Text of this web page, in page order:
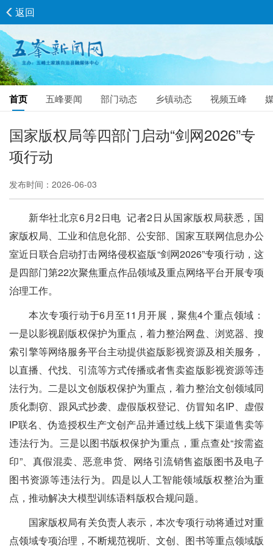
首页 五峰要闻 部门动态 乡镇动态 视频五峰
返回
国家版权局等四部门启动“剑网2026”专
项行动
发布时间：2026-06-03
新华社北京6月2日电 记者2日从国家版权局获悉，国
家版权局、工业和信息化部、公安部、国家互联网信息办公
室近日联合启动打击网络侵权盗版“剑网2026”专项行动，这
是四部门第22次聚焦重点作品领域及重点网络平台开展专项
治理工作。
本次专项行动于6月至11月开展，聚焦4个重点领域：
一是以影视剧版权保护为重点，着力整治网盘、浏览器、搜
索引擎等网络服务平台主动提供盗版影视资源及相关服务，
以直播、代找、引流等方式传播或者售卖盗版影视资源等违
法行为。二是以文创版权保护为重点，着力整治文创领域同
质化剽窃、跟风式抄袭、虚假版权登记、仿冒知名IP、虚假
IP联名、伪造授权生产文创产品并通过线上线下渠道售卖等
违法行为。三是以图书版权保护为重点，重点查处“按需盗
印”、真假混卖、恶意串货、网络引流销售盗版图书及电子
图书资源等违法行为。四是以人工智能领域版权整治为重
点，推动解决大模型训练语料版权合规问题。
国家版权局有关负责人表示，本次专项行动将通过对重
点领域专项治理，不断规范视听、文创、图书等重点领域版